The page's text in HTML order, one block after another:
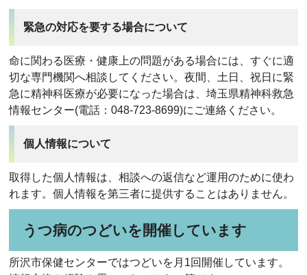
緊急の対応を要する場合について
命に関わる医療・健康上の問題がある場合には、すぐに適
切な専門機関へ相談してください。夜間、土日、祝日に緊
急に精神科医療が必要になった場合は、埼玉県精神科救急
情報センター(電話：048-723-8699)にご連絡ください。
個人情報について
取得した個人情報は、相談への返信など運用のために使わ
れます。個人情報を第三者に提供することはありません。
うつ病のつどいを開催しています
所沢市保健センターではつどいを月1回開催しています。